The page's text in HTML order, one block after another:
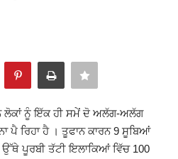
ਲੋਕਾਂ ਨੂੰ ਇੱਕ ਹੀ ਸਮੇਂ ਦੋ ਅਲੱਗ-ਅਲੱਗ
ਪੈ ਰਿਹਾ ਹੈ । ਤੂਫਾਨ ਕਾਰਨ 9 ਸੂਬਿਆਂ
ਉੱਥੇ ਪੂਰਬੀ ਤੱਟੀ ਇਲਾਕਿਆਂ ਵਿੱਚ 100